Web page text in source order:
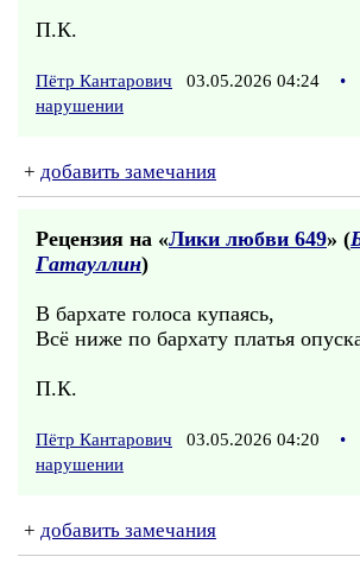
П.К.
Пётр Кантарович 03.05.2026 04:24 •
нарушении
+ добавить замечания
Рецензия на «Лики любви 649» (
Гатауллин)
В бархате голоса купаясь,
Всё ниже по бархату платья
П.К.
Пётр Кантарович 03.05.2026 04:20 •
нарушении
+ добавить замечания